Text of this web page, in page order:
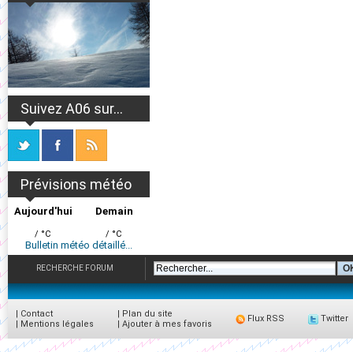
Suivez A06 sur...
Prévisions météo
Aujourd'hui
/ °C
Demain
/ °C
Bulletin météo détaillé...
RECHERCHE FORUM
| Contact
| Mentions légales
| Plan du site
| Ajouter à mes favoris
Flux RSS Twitter